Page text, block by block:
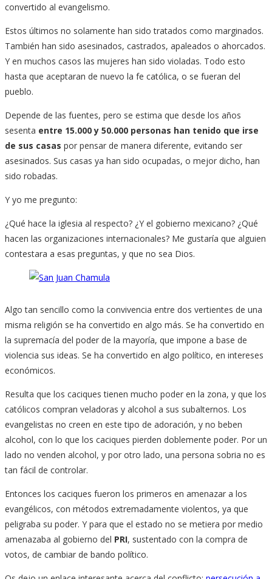
convertido al evangelismo.
Estos últimos no solamente han sido tratados como marginados.
También han sido asesinados, castrados, apaleados o ahorcados.
Y en muchos casos las mujeres han sido violadas. Todo esto
hasta que aceptaran de nuevo la fe católica, o se fueran del
pueblo.
Depende de las fuentes, pero se estima que desde los años
sesenta entre 15.000 y 50.000 personas han tenido que irse
de sus casas por pensar de manera diferente, evitando ser
asesinados. Sus casas ya han sido ocupadas, o mejor dicho, han
sido robadas.
Y yo me pregunto:
¿Qué hace la iglesia al respecto? ¿Y el gobierno mexicano? ¿Qué
hacen las organizaciones internacionales? Me gustaría que alguien
contestara a esas preguntas, y que no sea Dios.
Algo tan sencillo como la convivencia entre dos vertientes de una
misma religión se ha convertido en algo más. Se ha convertido en
la supremacía del poder de la mayoría, que impone a base de
violencia sus ideas. Se ha convertido en algo político, en intereses
económicos.
Resulta que los caciques tienen mucho poder en la zona, y que los
católicos compran veladoras y alcohol a sus subalternos. Los
evangelistas no creen en este tipo de adoración, y no beben
alcohol, con lo que los caciques pierden doblemente poder. Por un
lado no venden alcohol, y por otro lado, una persona sobria no es
tan fácil de controlar.
Entonces los caciques fueron los primeros en amenazar a los
evangélicos, con métodos extremadamente violentos, ya que
peligraba su poder. Y para que el estado no se metiera por medio
amenazaba al gobierno del PRI, sustentado con la compra de
votos, de cambiar de bando político.